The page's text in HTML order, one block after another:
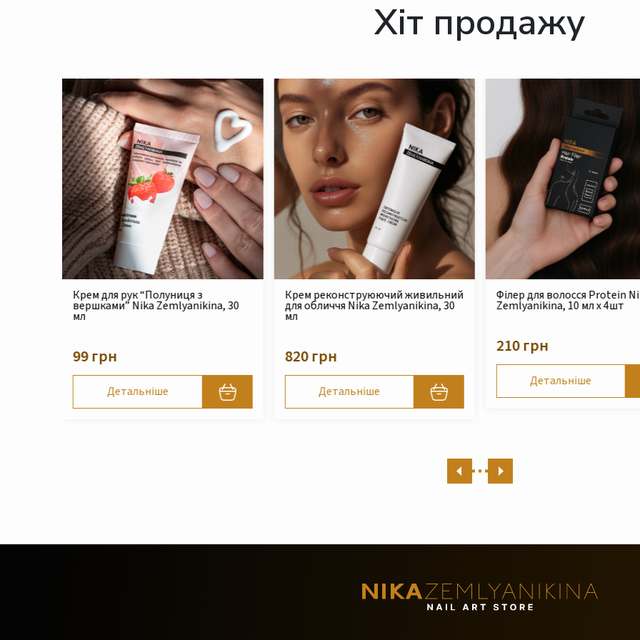
Хіт продажу
Крем реконструюючий живильний
для обличчя Nika Zemlyanikina, 30
мл
820 грн
Детальніше
Філер для волосся Protein Nika
Zemlyanikina, 10 мл x 4шт
210 грн
Детальніше
Безсульфатний очищуючий
шампунь для сухого та
пошкодженого волосся Nika
490 грн
Детальніше